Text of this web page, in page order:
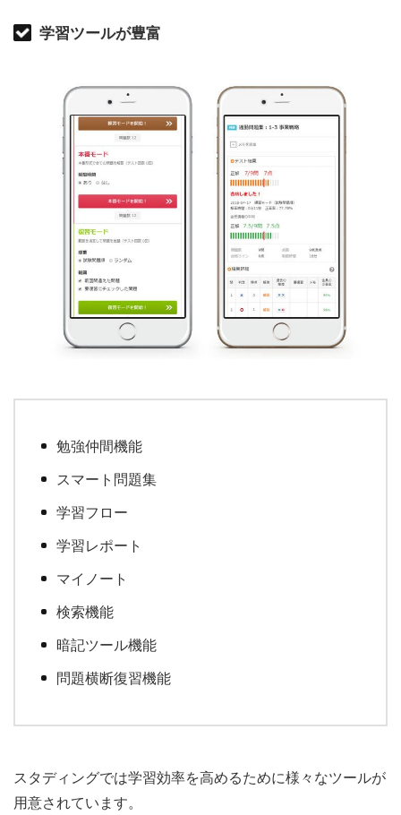
学習ツールが豊富
勉強仲間機能
スマート問題集
学習フロー
学習レポート
マイノート
検索機能
暗記ツール機能
問題横断復習機能
スタディングでは学習効率を高めるために様々なツールが
用意されています。